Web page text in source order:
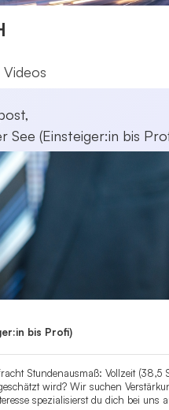
Videos
See (Einsteiger:in bis
bis Profi)
Stundenausmaß: Vollzeit (38,5
wird? Wir suchen
spezialisierst du dich bei uns